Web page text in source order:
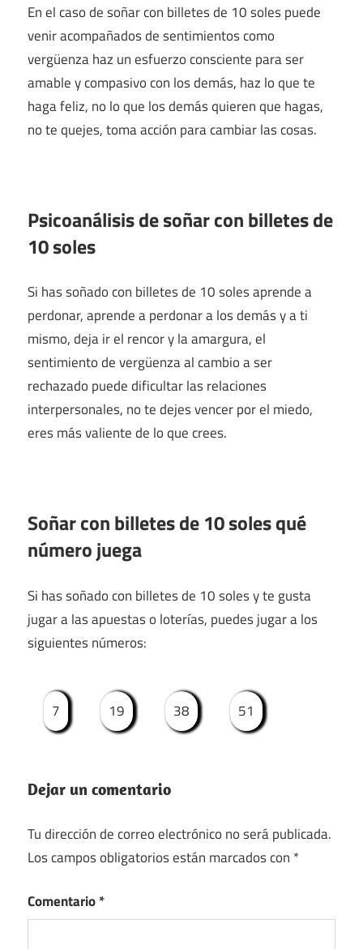
En el caso de soñar con billetes de 10 soles puede
venir acompañados de sentimientos como
vergüenza haz un esfuerzo consciente para ser
amable y compasivo con los demás, haz lo que te
haga feliz, no lo que los demás quieren que hagas,
no te quejes, toma acción para cambiar las cosas.
Psicoanálisis de soñar con billetes de
10 soles
Si has soñado con billetes de 10 soles aprende a
perdonar, aprende a perdonar a los demás y a ti
mismo, deja ir el rencor y la amargura, el
sentimiento de vergüenza al cambio a ser
rechazado puede dificultar las relaciones
interpersonales, no te dejes vencer por el miedo,
eres más valiente de lo que crees.
Soñar con billetes de 10 soles qué
número juega
Si has soñado con billetes de 10 soles y te gusta
jugar a las apuestas o loterías, puedes jugar a los
siguientes números:
7 19 38 51
Dejar un comentario
Tu dirección de correo electrónico no será publicada.
Los campos obligatorios están marcados con *
Comentario*